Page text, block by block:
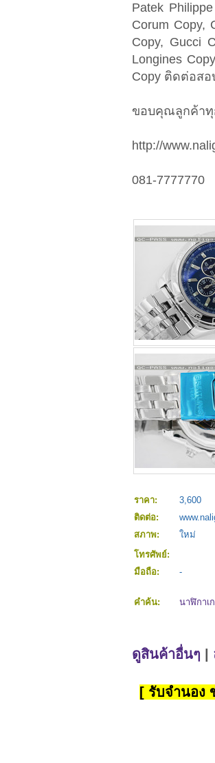
Patek
Corum Copy,
Copy, Gucci
Longines
Copy ติดต่อสอ
ขอบคุณลูกค้า
http://
081-7777770
ราคา: 3,600
ติดต่อ:
สภาพ:
ใหม่
โทรศัพย์:
มือถือ:
-
คำค้น: นาฬิกาเ
ดูสินค้าอื่นๆ
[ รับจำนอง